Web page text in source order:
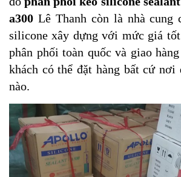
a300 Lê Thanh còn là nhà cung
silicone xây dựng với mức giá
phân phối toàn quốc và giao
khách có thể đặt hàng bất cứ nơi
nào.